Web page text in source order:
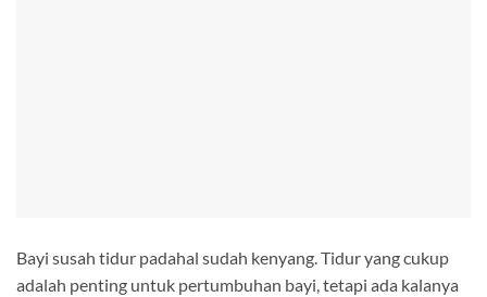
Bayi susah tidur padahal sudah kenyang. Tidur yang cukup
adalah penting untuk pertumbuhan bayi, tetapi ada kalanya